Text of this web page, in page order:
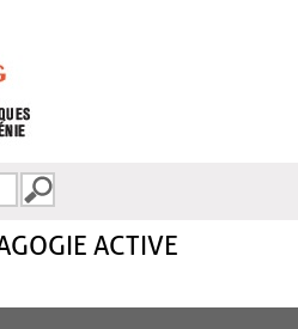
ACTIVE